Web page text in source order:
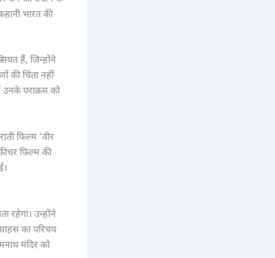
भारत की
हैं, जिन्होंने
की चिंता नहीं
पराक्रम को
फिल्म ‘वीर
फिल्म की
रहेगा। उन्होंने
का परिचय
मंदिर को